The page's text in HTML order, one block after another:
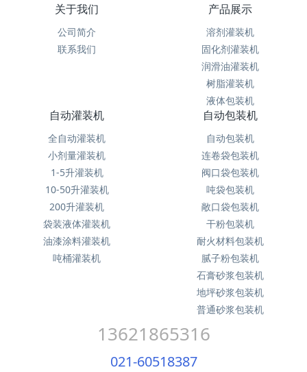
关于我们
公司简介
联系我们
产品展示
溶剂灌装机
固化剂灌装机
润滑油灌装机
树脂灌装机
液体包装机
自动灌装机
全自动灌装机
小剂量灌装机
1-5升灌装机
10-50升灌装机
200升灌装机
袋装液体灌装机
油漆涂料灌装机
吨桶灌装机
自动包装机
自动包装机
连卷袋包装机
阀口袋包装机
吨袋包装机
敞口袋包装机
干粉包装机
耐火材料包装机
腻子粉包装机
石膏砂浆包装机
地坪砂浆包装机
普通砂浆包装机
13621865316
021-60518387